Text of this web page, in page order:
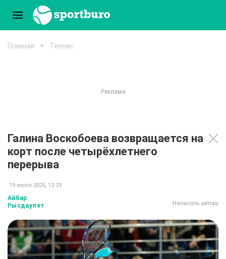
Главная Теннис
Галина Воскобоева возвращается на
корт после четырёхлетнего
перерыва
19 июля 2025, 12:33
Айбар
Рысдаулет
Написать автору